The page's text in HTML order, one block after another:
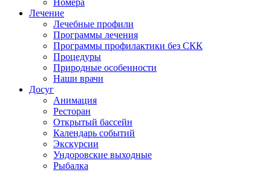
Номера
Лечение
Лечебные профили
Программы лечения
Программы профилактики без СКК
Процедуры
Природные особенности
Наши врачи
Досуг
Анимация
Ресторан
Открытый бассейн
Календарь событий
Экскурсии
Ундоровские выходные
Рыбалка